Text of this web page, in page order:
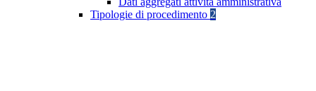
Tipologie di procedimento 2